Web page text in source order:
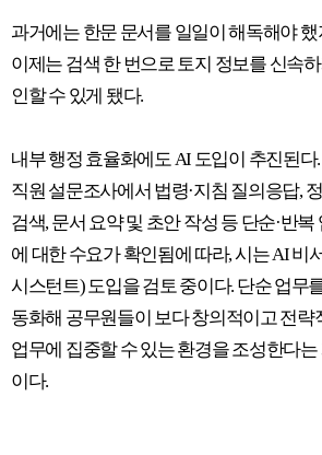
과거에는 한문 문서를 일일이 해독해야
이제는 검색 한 번으로 토지 정보를 신속
인할 수 있게 됐다.
내부 행정 효율화에도AI 도입이 추진된다.
직원 설문조사에서 법령·지침 질의응답,
검색,문서 요약 및 초안 작성 등 단순·반복
에 대한 수요가 확인됨에 따라,시는AI비
시스턴트)도입을 검토 중이다. 단순 업무
동화해 공무원들이 보다 창의적이고 전략
업무에 집중할 수 있는 환경을 조성한다는
이다.